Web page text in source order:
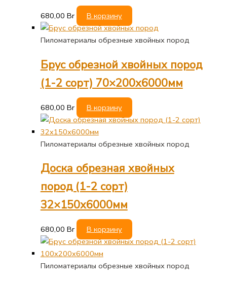
680,00 Br В корзину
Пиломатериалы обрезные хвойных пород
Брус обрезной хвойных пород
(1-2 сорт) 70×200х6000мм
680,00 Br В корзину
Пиломатериалы обрезные хвойных пород
Доска обрезная хвойных
пород (1-2 сорт)
32×150х6000мм
680,00 Br В корзину
Пиломатериалы обрезные хвойных пород